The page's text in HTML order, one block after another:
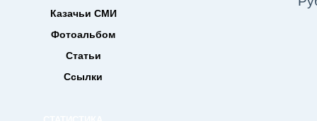
Казачьи СМИ
Фотоальбом
Статьи
Ссылки